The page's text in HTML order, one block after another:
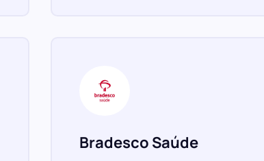
Bradesco Saúde